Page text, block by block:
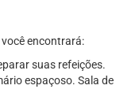
encontrará:
suas refeições.
espaçoso. Sala de